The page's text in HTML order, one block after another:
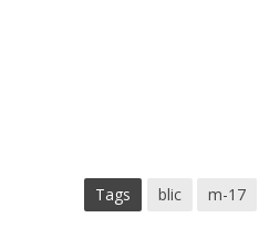
Tags blic m-17